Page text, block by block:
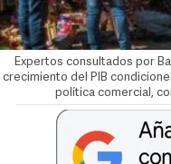
Expertos consultados por
crecimiento del PIB
política comercial,